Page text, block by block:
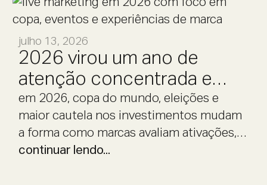
julho 13, 2026
2026 virou um ano de
atenção concentrada e
decisão cautelosa.
em 2026, copa do mundo, eleições e
maior cautela nos investimentos mudam
a forma como marcas avaliam ativações,
eventos e experiências.
continuar lendo...